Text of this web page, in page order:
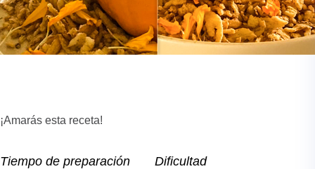
¡Amarás esta receta!
Tiempo de preparación Dificultad